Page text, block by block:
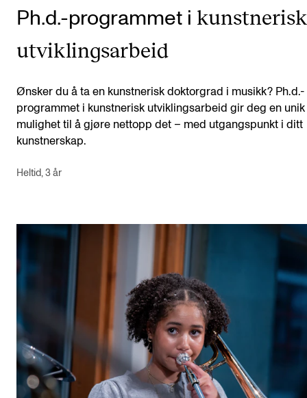
Ph.d.-programmet i kunstnerisk
utviklingsarbeid
Ønsker du å ta en kunstnerisk doktorgrad i musikk? Ph.d.-
programmet i kunstnerisk utviklingsarbeid gir deg en unik
mulighet til å gjøre nettopp det – med utgangspunkt i ditt
kunstnerskap.
Heltid, 3 år